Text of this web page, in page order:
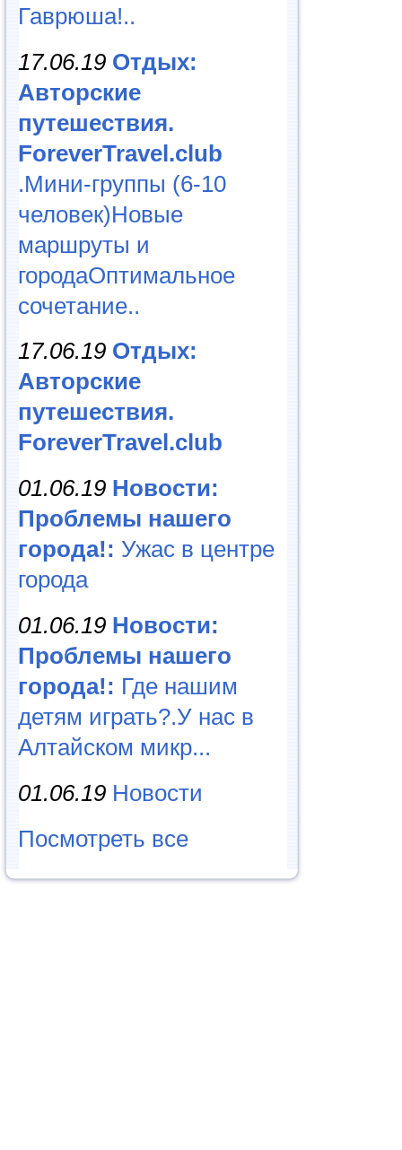
Гаврюша!..
17.06.19 Отдых:
Авторские
путешествия.
ForeverTravel.club
.Мини-группы (6-10
человек)Новые
маршруты и
городаОптимальное
сочетание..
17.06.19 Отдых:
Авторские
путешествия.
ForeverTravel.club
01.06.19 Новости:
Проблемы нашего
города!: Ужас в центре
города
01.06.19 Новости:
Проблемы нашего
города!: Где нашим
детям играть?.У нас в
Алтайском микр...
01.06.19 Новости
Посмотреть все